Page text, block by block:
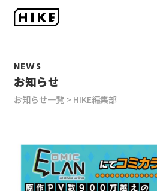
NEWS
お知らせ
お知らせ一覧 HIKE編集部